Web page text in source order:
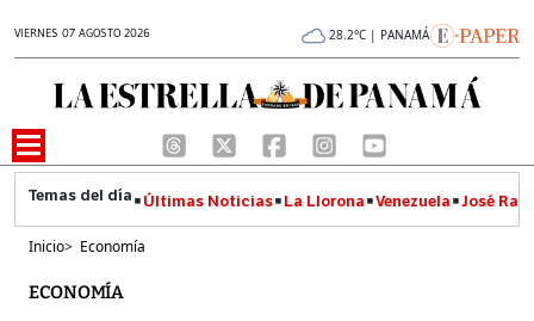
VIERNES 07 AGOSTO 2026 28.2°C | PANAMÁ
Últimas Noticias La Llorona Venezuela José
Inicio> Economía
ECONOMÍA